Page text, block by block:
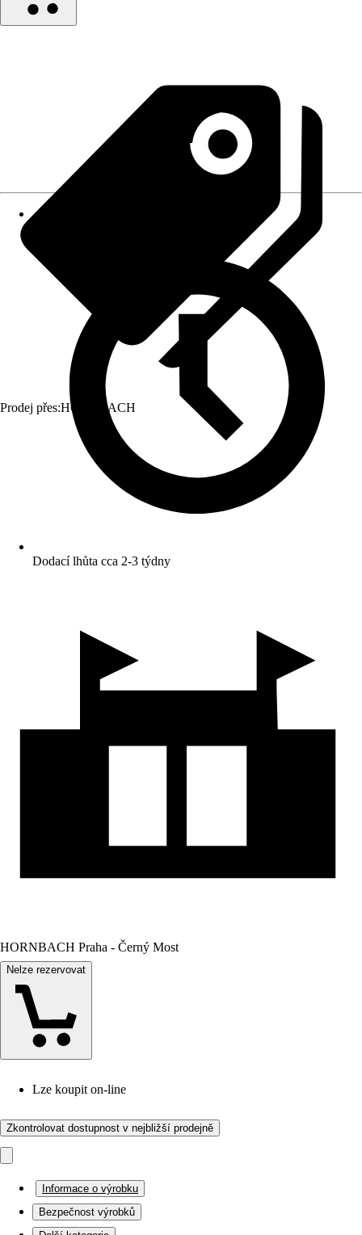
Prodej přes:HORNBACH
Dodací lhůta cca 2-3 týdny
HORNBACH Praha - Černý Most
Nelze rezervovat
Lze koupit on-line
Zkontrolovat dostupnost v nejbližší prodejně
Informace o výrobku
Bezpečnost výrobků